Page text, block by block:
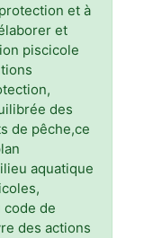
et à
et
piscicole
des
de pêche,ce
aquatique
de
des actions